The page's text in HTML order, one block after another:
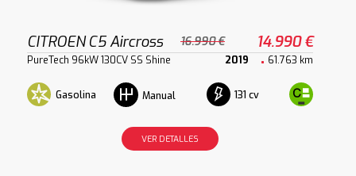
CITROEN C5 Aircross 16.990 € 14.990 €
PureTech 96kW 130CV SS Shine 2019 61.763 km
Gasolina Manual 131 cv
VER DETALLES